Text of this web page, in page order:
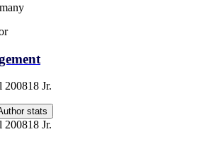
200818 Jr.
stats
200818 Jr.